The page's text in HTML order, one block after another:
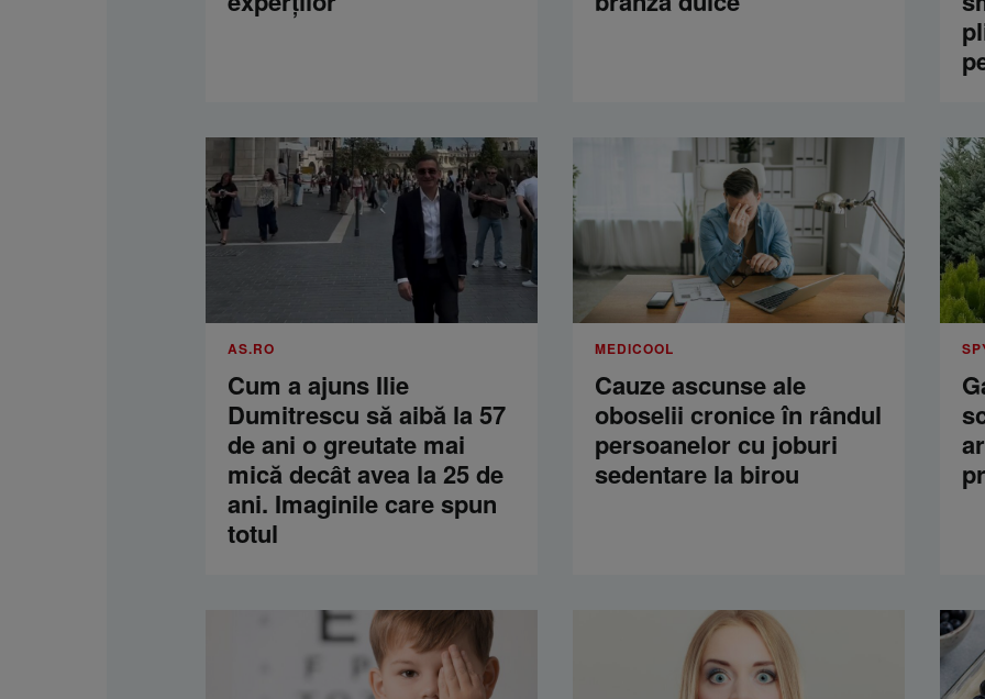
AS.RO
Cum a ajuns Ilie
Dumitrescu să aibă la 57
de ani o greutate mai
mică decât avea la 25 de
ani. Imaginile care spun
totul
MEDICOOL
Cauze ascunse ale
oboselii cronice în rândul
persoanelor cu joburi
sedentare la birou